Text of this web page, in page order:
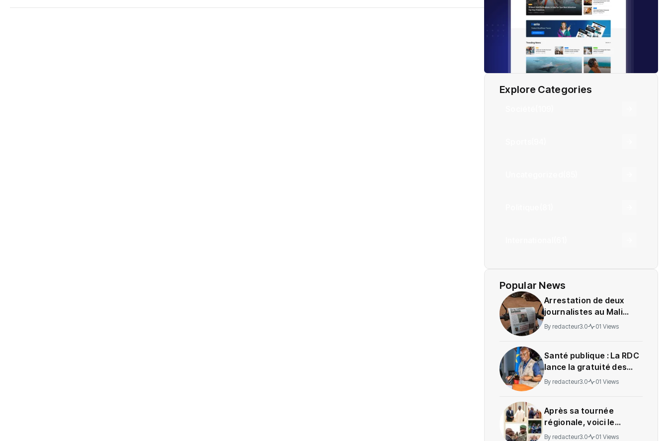
Explore Categories
Popular News
Arrestation de deux
journalistes au Mali
provoque une
By redacteur3.0 01 Views
Santé publique : La RDC
lance la gratuité des
soins en Ituri
By redacteur3.0 01 Views
Après sa tournée
régionale, voici le
message de Wadagni
By redacteur3.0 01 Views